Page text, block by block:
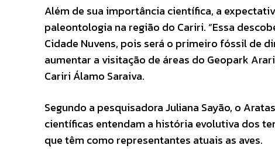
Além de sua importância científica, a
paleontologia na região do Cariri. “Essa
Cidade Nuvens, pois será o primeiro fóssil de
aumentar a visitação de áreas do Geopark
Cariri Álamo Saraiva.
Segundo a pesquisadora Juliana Sayão, o
científicas entendam a história evolutiva dos
que têm como representantes atuais as aves.